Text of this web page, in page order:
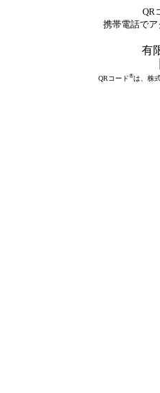
QR
携帯電話で
有
QRコード®は、株